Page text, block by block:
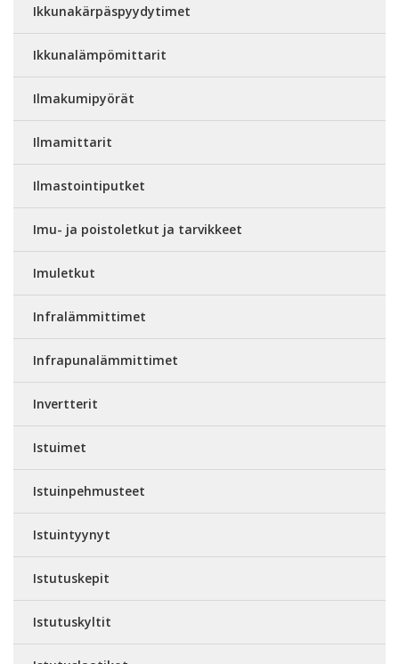
Ikkunakärpäspyydytimet
Ikkunalämpömittarit
Ilmakumipyörät
Ilmamittarit
Ilmastointiputket
Imu- ja poistoletkut ja tarvikkeet
Imuletkut
Infralämmittimet
Infrapunalämmittimet
Invertterit
Istuimet
Istuinpehmusteet
Istuintyynyt
Istutuskepit
Istutuskyltit